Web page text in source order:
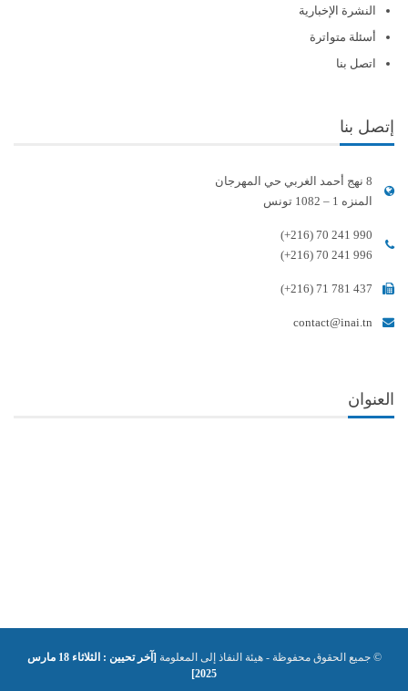
النشرة الإخبارية
أسئلة متواترة
اتصل بنا
إتصل بنا
8 نهج أحمد الغربي حي المهرجان
المنزه 1 – 1082 تونس
(+216) 70 241 990
(+216) 70 241 996
(+216) 71 781 437
contact@inai.tn
العنوان
© جميع الحقوق محفوظة - هيئة النفاذ إلى المعلومة
[آخر تحيين : الثلاثاء 18 مارس
2025]